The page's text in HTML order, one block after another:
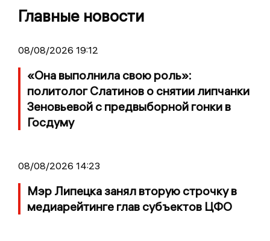
Главные новости
08/08/2026 19:12
«Она выполнила свою роль»:
политолог Слатинов о снятии липчанки
Зеновьевой с предвыборной гонки в
Госдуму
08/08/2026 14:23
Мэр Липецка занял вторую строчку в
медиарейтинге глав субъектов ЦФО